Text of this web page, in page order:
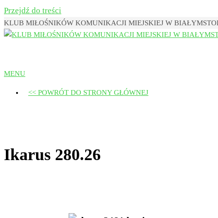
Przejdź do treści
KLUB MIŁOŚNIKÓW KOMUNIKACJI MIEJSKIEJ W
MENU
<< POWRÓT DO STRONY GŁÓWNEJ
Ikarus 280.26